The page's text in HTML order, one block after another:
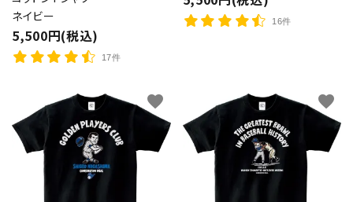
ネイビー
5,500円(税込)
17件
16件
favorite favorite